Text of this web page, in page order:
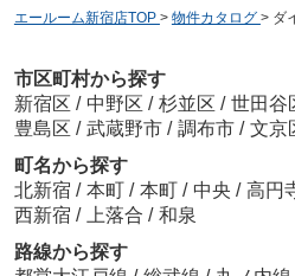
エールーム新宿店TOP > 物件カタログ > ダ
市区町村から探す
新宿区 / 中野区 / 杉並区 / 世田谷
豊島区 / 武蔵野市 / 調布市 / 文京
町名から探す
北新宿 / 本町 / 本町 / 中央 / 高円
西新宿 / 上落合 / 和泉
路線から探す